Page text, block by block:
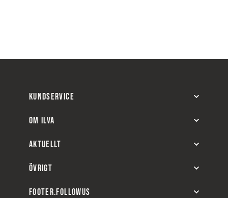
KUNDSERVICE
OM ILVA
AKTUELLT
ÖVRIGT
FOOTER.FOLLOWUS